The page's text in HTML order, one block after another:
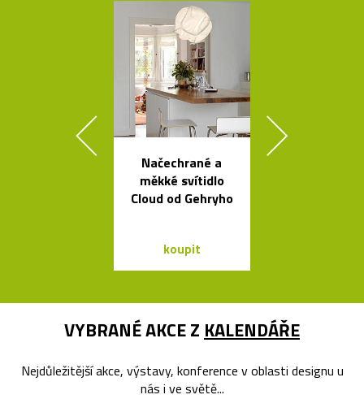
Načechrané a
měkké svítidlo
Cloud od Gehryho
koupit
VYBRANÉ AKCE Z KALENDÁŘE
Nejdůležitější akce, výstavy, konference v oblasti designu u
nás i ve světě...